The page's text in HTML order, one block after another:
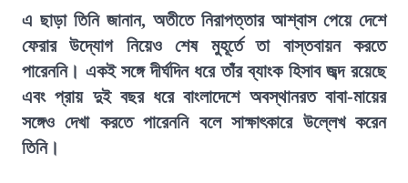
এ ছাড়া তিনি জানান, অতীতে নিরাপত্তার আশ্বাস পেয়ে দেশে
ফেরার উদ্যোগ নিয়েও শেষ মুহূর্তে তা বাস্তবায়ন করতে
পারেননি। একই সঙ্গে দীর্ঘদিন ধরে তাঁর ব্যাংক হিসাব জব্দ রয়েছে
এবং প্রায় দুই বছর ধরে বাংলাদেশে অবস্থানরত বাবা-মায়ের
সঙ্গেও দেখা করতে পারেননি বলে সাক্ষাৎকারে উল্লেখ করেন
তিনি।